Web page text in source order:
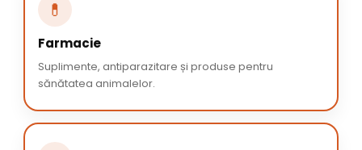
💊
Farmacie
Suplimente, antiparazitare și produse pentru
sănătatea animalelor.